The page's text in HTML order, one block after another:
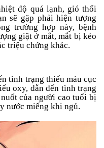
độ quá lạnh, gió thổi
sẽ gặp phải hiện tượng
trường hợp này, bệnh
giật ở mắt, mắt bị kéo
triệu chứng khác.
tình trạng thiếu máu cục
oxy, dẫn đến tình trạng
của người cao tuổi bị
nước miếng khi ngủ.